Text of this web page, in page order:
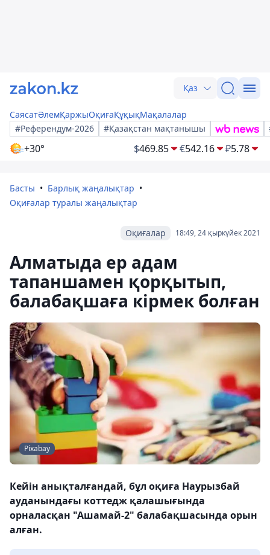
Қаз
СаясатӘлемҚаржыОқиғаҚұқықМақалалар
#Референдум-2026
#Қазақстан мақтанышы
+30° $469.85 €542.16 ₽5.78
Басты
Барлық жаңалықтар
Оқиғалар туралы жаңалықтар
18:49, 24 қыркүйек 2021
Оқиғалар
Алматыда ер адам
тапаншамен қорқытып,
балабақшаға кірмек болған
Pixabay
Кейін анықталғандай, бұл оқиға Наурызбай
ауданындағы коттедж қалашығында
орналасқан "Ашамай-2" балабақшасында орын
алған.